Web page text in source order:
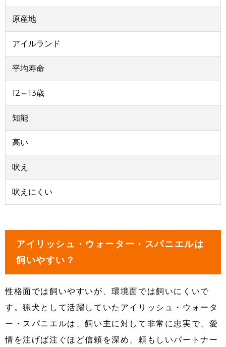
原産地
アイルランド
平均寿命
12～13歳
知能
高い
吠え
吠えにくい
アイリッシュ・ウォーター・スパニエルは
飼いやすい？
性格面では飼いやすいが、環境面では飼いにくいで
す。猟犬として活躍していたアイリッシュ・ウォータ
ー・スパニエルは、飼い主に対して非常に忠実で、愛
情を注げば注ぐほど信頼を深め、頼もしいパートナー